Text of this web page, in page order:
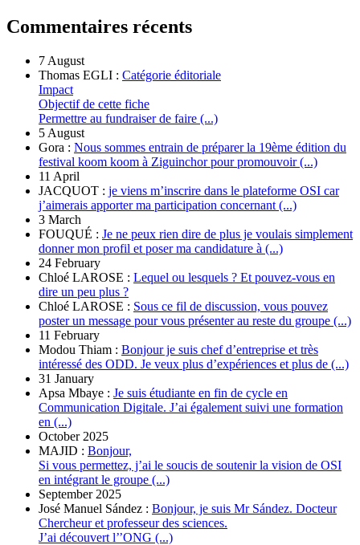
Commentaires récents
7 August
Thomas EGLI : Catégorie éditoriale
Impact
Objectif de cette fiche
Permettre au fundraiser de faire (...)
5 August
Gora : Nous sommes entrain de préparer la 19ème édition du
festival koom koom à Ziguinchor pour promouvoir (...)
11 April
JACQUOT : je viens m’inscrire dans le plateforme OSI car
j’aimerais apporter ma participation concernant (...)
3 March
FOUQUÉ : Je ne peux rien dire de plus je voulais simplement
donner mon profil et poser ma candidature à (...)
24 February
Chloé LAROSE : Lequel ou lesquels ? Et pouvez-vous en
dire un peu plus ?
Chloé LAROSE : Sous ce fil de discussion, vous pouvez
poster un message pour vous présenter au reste du groupe (...)
11 February
Modou Thiam : Bonjour je suis chef d’entreprise et très
intéressé des ODD. Je veux plus d’expériences et plus de (...)
31 January
Apsa Mbaye : Je suis étudiante en fin de cycle en
Communication Digitale. J’ai également suivi une formation
en (...)
October 2025
MAJID : Bonjour,
Si vous permettez, j’ai le soucis de soutenir la vision de OSI
en intégrant le groupe (...)
September 2025
José Manuel Sández : Bonjour, je suis Mr Sández. Docteur
Chercheur et professeur des sciences.
J’ai découvert l’’ONG (...)